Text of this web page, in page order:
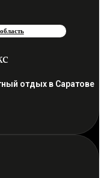
отдых в Саратове